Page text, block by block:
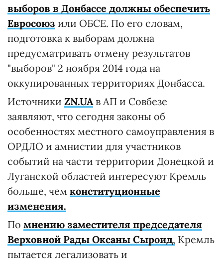
выборов в Донбассе должны обеспечить
Евросоюз или ОБСЕ. По его словам,
подготовка к выборам должна
предусматривать отмену результатов
"выборов" 2 ноября 2014 года на
оккупированных территориях Донбасса.
Источники ZN.UAв АП и Совбезе
заявляют, что сегодня законы об
особенностях местного самоуправления в
ОРДЛО и амнистии для участников
событий на части территории Донецкой и
Луганской областей интересуют Кремль
больше, чем конституционные
изменения.
По мнению заместителя председателя
Верховной Рады Оксаны Сыроид, Кремль
пытается легализовать и